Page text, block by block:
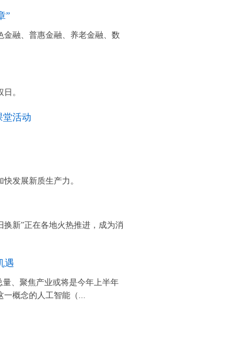
”
融、普惠金融、养老金融、数
。
堂活动
发展新质生产力。
新”正在各地火热推进，成为消
遇
、聚焦产业或将是今年上半年
一概念的人工智能（...